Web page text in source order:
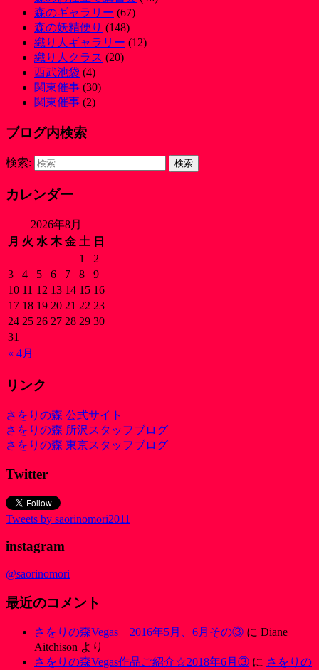
森のギャラリー (67)
森の妖精便り (148)
織り人ギャラリー (12)
織り人クラス (20)
西武池袋 (4)
関東催事 (30)
関東催事 (2)
ブログ内検索
検索:
カレンダー
2026年8月
月 火 水 木 金 土 日
« 4月
1
2
3
4 5 6 7 8
9
10 11 12 13 14 15 16
17 18 19 20 21 22 23
24 25 26 27 28 29 30
31
リンク
さをりの森 公式サイト
さをりの森 所沢スタッフブログ
さをりの森 東京スタッフブログ
Twitter
Tweets by saorinomori2011
instagram
@saorinomori
最近のコメント
さをりの森Vegas 2016年5月、6月その③ に Diane
Aitchison より
さをりの森Vegas作品ご紹介☆2018年6月③ に さをりの